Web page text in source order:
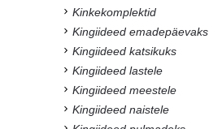
Kinkekomplektid
Kingiideed emadepäevaks
Kingiideed katsikuks
Kingiideed lastele
Kingiideed meestele
Kingiideed naistele